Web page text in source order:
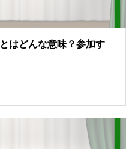
はどんな意味？参加す